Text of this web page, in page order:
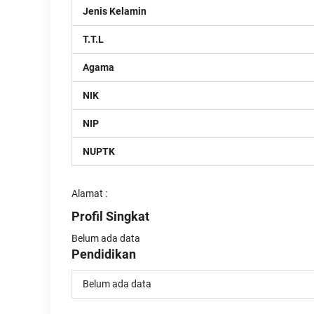
Jenis Kelamin
T.T.L
Agama
NIK
NIP
NUPTK
Alamat :
Profil Singkat
Belum ada data
Pendidikan
Belum ada data